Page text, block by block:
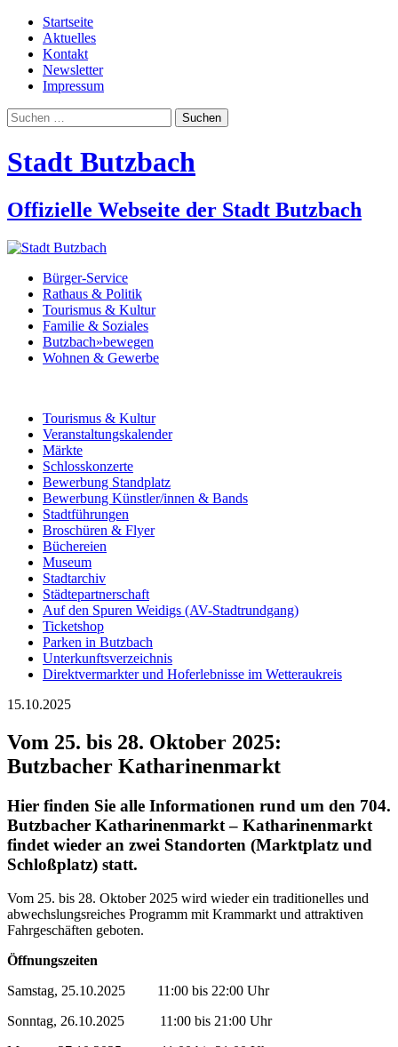
Startseite
Aktuelles
Kontakt
Newsletter
Impressum
Suchen
nach:
Stadt Butzbach
Offizielle Webseite der Stadt Butzbach
Bürger-Service
Rathaus & Politik
Tourismus & Kultur
Familie & Soziales
Butzbach»bewegen
Wohnen & Gewerbe
Tourismus & Kultur
Veranstaltungskalender
Märkte
Schlosskonzerte
Bewerbung Standplatz
Bewerbung Künstler/innen & Bands
Stadtführungen
Broschüren & Flyer
Büchereien
Museum
Stadtarchiv
Städtepartnerschaft
Auf den Spuren Weidigs (AV-Stadtrundgang)
Ticketshop
Parken in Butzbach
Unterkunftsverzeichnis
Direktvermarkter und Hoferlebnisse im Wetteraukreis
15.10.2025
Vom 25. bis 28. Oktober 2025:
Butzbacher Katharinenmarkt
Hier finden Sie alle Informationen rund um den 704.
Butzbacher Katharinenmarkt – Katharinenmarkt
findet wieder an zwei Standorten (Marktplatz und
Schloßplatz) statt.
Vom 25. bis 28. Oktober 2025 wird wieder ein traditionelles und
abwechslungsreiches Programm mit Krammarkt und attraktiven
Fahrgeschäften geboten.
Öffnungszeiten
Samstag, 25.10.2025 11:00 bis 22:00 Uhr
Sonntag, 26.10.2025 11:00 bis 21:00 Uhr